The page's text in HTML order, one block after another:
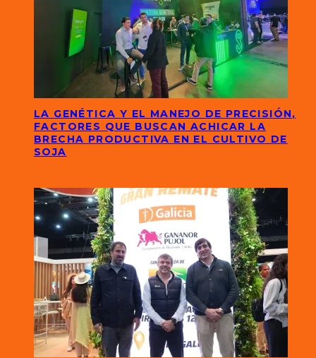
LA GENÉTICA Y EL MANEJO DE PRECISIÓN,
FACTORES QUE BUSCAN ACHICAR LA
BRECHA PRODUCTIVA EN EL CULTIVO DE
SOJA